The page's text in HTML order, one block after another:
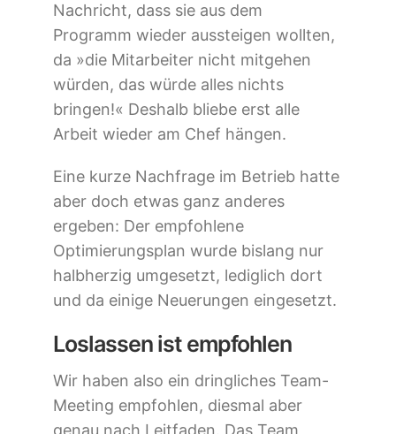
Nachricht, dass sie aus dem
Programm wieder aussteigen wollten,
da »die Mitarbeiter nicht mitgehen
würden, das würde alles nichts
bringen!« Deshalb bliebe erst alle
Arbeit wieder am Chef hängen.
Eine kurze Nachfrage im Betrieb hatte
aber doch etwas ganz anderes
ergeben: Der empfohlene
Optimierungsplan wurde bislang nur
halbherzig umgesetzt, lediglich dort
und da einige Neuerungen eingesetzt.
Loslassen ist empfohlen
Wir haben also ein dringliches Team-
Meeting empfohlen, diesmal aber
genau nach Leitfaden. Das Team